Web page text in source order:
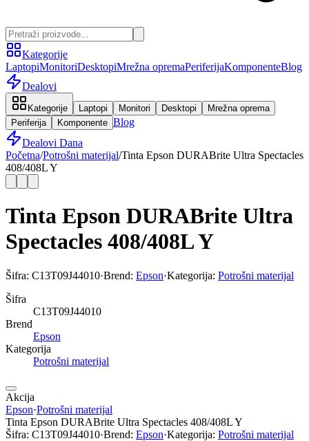
Kategorije
LaptopiMonitoriDesktopiMrežna opremaPeriferijaKomponenteBlog
Dealovi
Kategorije Laptopi Monitori Desktopi
Mrežna oprema
Periferija
Komponente Blog
Dealovi Dana
Početna/Potrošni materijal/Tinta Epson DURABrite Ultra Spectacles
408/408L Y
Tinta Epson DURABrite Ultra
Spectacles 408/408L Y
Šifra: C13T09J44010·Brend: Epson·Kategorija: Potrošni materijal
Šifra
C13T09J44010
Brend
Epson
Kategorija
Potrošni materijal
Akcija
Epson·Potrošni materijal
Tinta Epson DURABrite Ultra Spectacles 408/408L Y
Šifra: C13T09J44010·Brend: Epson·Kategorija: Potrošni materijal